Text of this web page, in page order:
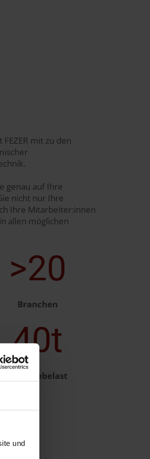
und
mit zu den
genau auf Ihre
nicht nur Ihre
Ihre Mitarbeiter:innen
allen möglichen
>20
Branchen
40t
max. Hebelast